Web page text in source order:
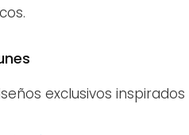
exclusivos